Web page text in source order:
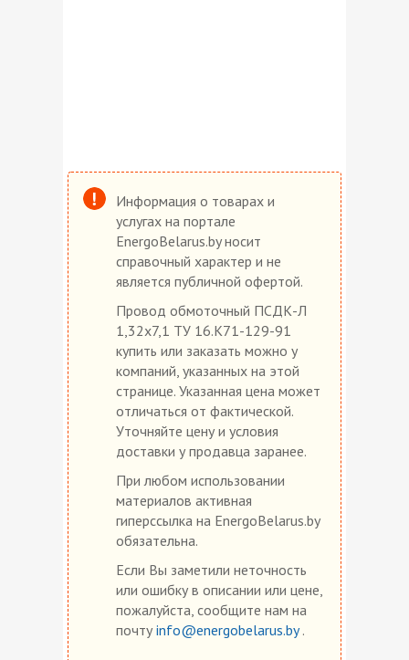
Информация о товарах и
услугах на портале
EnergoBelarus.by носит
справочный характер и не
является публичной офертой.
Провод обмоточный ПСДК-Л
1,32х7,1 ТУ 16.К71-129-91
купить или заказать можно у
компаний, указанных на этой
странице. Указанная цена может
отличаться от фактической.
Уточняйте цену и условия
доставки у продавца заранее.
При любом использовании
материалов активная
гиперссылка на EnergoBelarus.by
обязательна.
Если Вы заметили неточность
или ошибку в описании или цене,
пожалуйста, сообщите нам на
почту info@energobelarus.by.